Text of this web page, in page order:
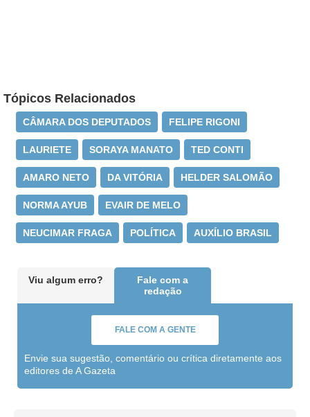
Tópicos Relacionados
CÂMARA DOS DEPUTADOS FELIPE RIGONI
LAURIETE SORAYA MANATO TED CONTI
AMARO NETO DA VITÓRIA HELDER SALOMÃO
NORMA AYUB EVAIR DE MELO
NEUCIMAR FRAGA POLÍTICA AUXÍLIO BRASIL
Viu algum erro?
Fale com a
redação
FALE COM A GENTE
Envie sua sugestão, comentário ou crítica diretamente aos
editores de A Gazeta